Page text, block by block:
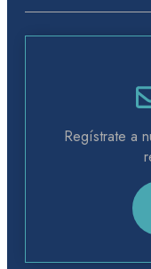
Regístrate a